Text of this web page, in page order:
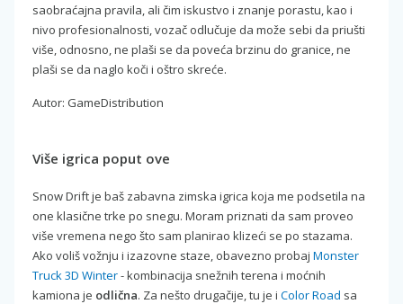
saobraćajna pravila, ali čim iskustvo i znanje porastu, kao i
nivo profesionalnosti, vozač odlučuje da može sebi da priušti
više, odnosno, ne plaši se da poveća brzinu do granice, ne
plaši se da naglo koči i oštro skreće.
Autor: GameDistribution
Više igrica poput ove
Snow Drift je baš zabavna zimska igrica koja me podsetila na
one klasične trke po snegu. Moram priznati da sam proveo
više vremena nego što sam planirao klizeći se po stazama.
Ako voliš vožnju i izazovne staze, obavezno probaj Monster
Truck 3D Winter- kombinacija snežnih terena i moćnih
kamiona je odlična. Za nešto drugačije, tu je i Color Road sa